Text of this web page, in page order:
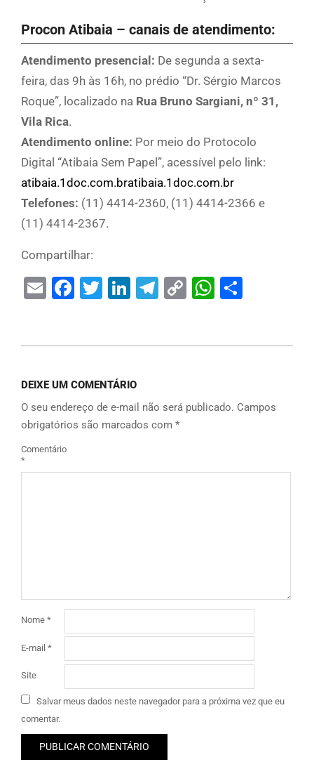
Procon Atibaia – canais de atendimento:
Atendimento presencial: De segunda a sexta-
feira, das 9h às 16h, no prédio “Dr. Sérgio Marcos
Roque”, localizado na Rua Bruno Sargiani, nº 31,
Vila Rica.
Atendimento online: Por meio do Protocolo
Digital “Atibaia Sem Papel”, acessível pelo link:
atibaia.1doc.com.bratibaia.1doc.com.br
Telefones: (11) 4414-2360, (11) 4414-2366 e
(11) 4414-2367.
Compartilhar:
EmailFacebook
Twitter
LinkedIn
Telegram
Copy
DEIXE UM COMENTÁRIO
O seu endereço de e-mail não será publicado. Campos
obrigatórios são marcados com *
Comentário
*
Nome *
E-mail *
Site
Salvar meus dados neste navegador para a próxima vez que eu
comentar.